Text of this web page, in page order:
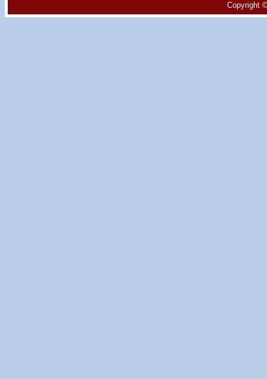
Copyright